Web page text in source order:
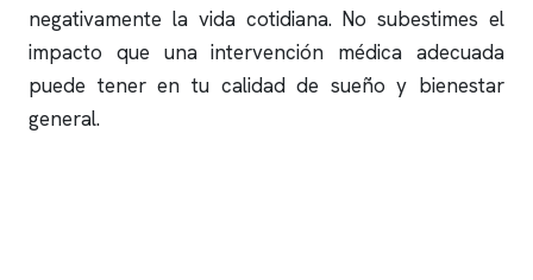
negativamente la vida cotidiana. No subestimes el
impacto que una intervención médica adecuada
puede tener en tu calidad de sueño y bienestar
general.